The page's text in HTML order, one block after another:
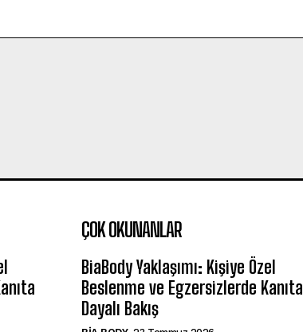
ÇOK OKUNANLAR
BiaBody Yaklaşımı: Kişiye Özel
Beslenme ve Egzersizlerde Kanıta
Dayalı Bakış